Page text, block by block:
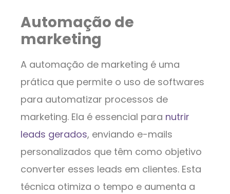
Automação de
marketing
A automação de marketing é uma
prática que permite o uso de softwares
para automatizar processos de
marketing. Ela é essencial para nutrir
leads gerados, enviando e-mails
personalizados que têm como objetivo
converter esses leads em clientes. Esta
técnica otimiza o tempo e aumenta a